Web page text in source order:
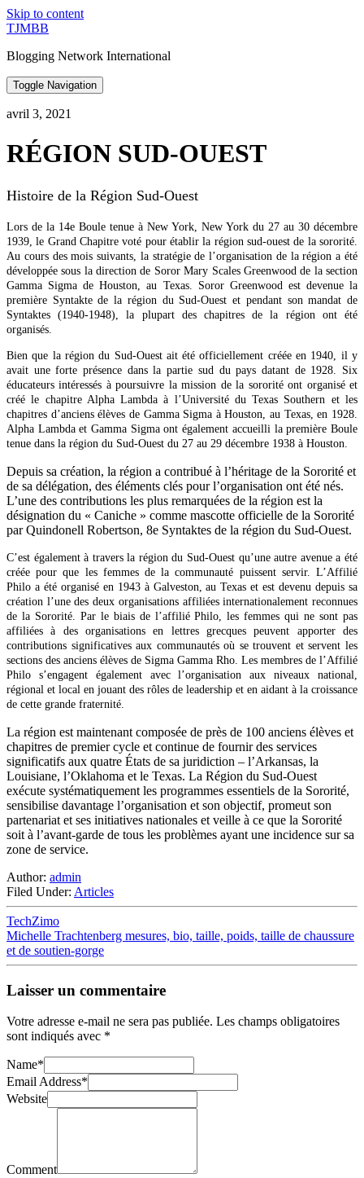
Skip to content
TJMBB
Blogging Network International
Toggle Navigation
avril 3, 2021
RÉGION SUD-OUEST
Histoire de la Région Sud-Ouest
Lors de la 14e Boule tenue à New York, New York du 27 au 30 décembre
1939, le Grand Chapitre voté pour établir la région sud-ouest de la sororité.
Au cours des mois suivants, la stratégie de l’organisation de la région a été
développée sous la direction de Soror Mary Scales Greenwood de la section
Gamma Sigma de Houston, au Texas. Soror Greenwood est devenue la
première Syntakte de la région du Sud-Ouest et pendant son mandat de
Syntaktes (1940-1948), la plupart des chapitres de la région ont été
organisés.
Bien que la région du Sud-Ouest ait été officiellement créée en 1940, il y
avait une forte présence dans la partie sud du pays datant de 1928. Six
éducateurs intéressés à poursuivre la mission de la sororité ont organisé et
créé le chapitre Alpha Lambda à l’Université du Texas Southern et les
chapitres d’anciens élèves de Gamma Sigma à Houston, au Texas, en 1928.
Alpha Lambda et Gamma Sigma ont également accueilli la première Boule
tenue dans la région du Sud-Ouest du 27 au 29 décembre 1938 à Houston.
Depuis sa création, la région a contribué à l’héritage de la Sororité et
de sa délégation, des éléments clés pour l’organisation ont été nés.
L’une des contributions les plus remarquées de la région est la
désignation du « Caniche » comme mascotte officielle de la Sororité
par Quindonell Robertson, 8e Syntaktes de la région du Sud-Ouest.
C’est également à travers la région du Sud-Ouest qu’une autre avenue a été
créée pour que les femmes de la communauté puissent servir. L’Affilié
Philo a été organisé en 1943 à Galveston, au Texas et est devenu depuis sa
création l’une des deux organisations affiliées internationalement reconnues
de la Sororité. Par le biais de l’affilié Philo, les femmes qui ne sont pas
affiliées à des organisations en lettres grecques peuvent apporter des
contributions significatives aux communautés où se trouvent et servent les
sections des anciens élèves de Sigma Gamma Rho. Les membres de l’Affilié
Philo s’engagent également avec l’organisation aux niveaux national,
régional et local en jouant des rôles de leadership et en aidant à la croissance
de cette grande fraternité.
La région est maintenant composée de près de 100 anciens élèves et
chapitres de premier cycle et continue de fournir des services
significatifs aux quatre États de sa juridiction – l’Arkansas, la
Louisiane, l’Oklahoma et le Texas. La Région du Sud-Ouest
exécute systématiquement les programmes essentiels de la Sororité,
sensibilise davantage l’organisation et son objectif, promeut son
partenariat et ses initiatives nationales et veille à ce que la Sororité
soit à l’avant-garde de tous les problèmes ayant une incidence sur sa
zone de service.
Author: admin
Filed Under: Articles
TechZimo
Michelle Trachtenberg mesures, bio, taille, poids, taille de chaussure
et de soutien-gorge
Laisser un commentaire
Votre adresse e-mail ne sera pas publiée. Les champs obligatoires
sont indiqués avec *
Name*
Email Address*
Website
Comment